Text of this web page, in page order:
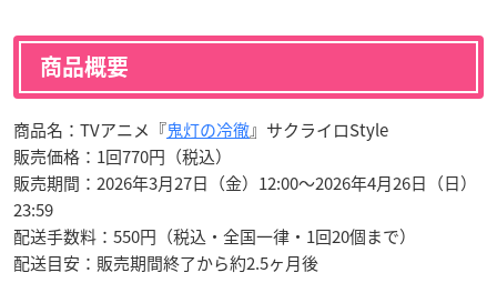
商品概要
商品名：TVアニメ『鬼灯の冷徹』サクライロStyle
販売価格：1回770円（税込）
販売期間：2026年3月27日（金）12:00～2026年4月26日（日）
23:59
配送手数料：550円（税込・全国一律・1回20個まで）
配送目安：販売期間終了から約2.5ヶ月後